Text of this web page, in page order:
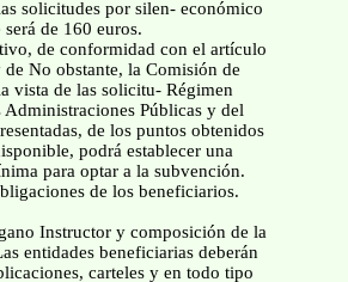
solicitudes por silen- económico
de 160 euros.
de conformidad con el artículo
No obstante, la Comisión de
vista de las solicitu- Régimen
Administraciones Públicas y del
de los puntos obtenidos
podrá establecer una
para optar a la subvención.
de los beneficiarios.
Instructor y composición de la
entidades beneficiarias deberán
carteles y en todo tipo